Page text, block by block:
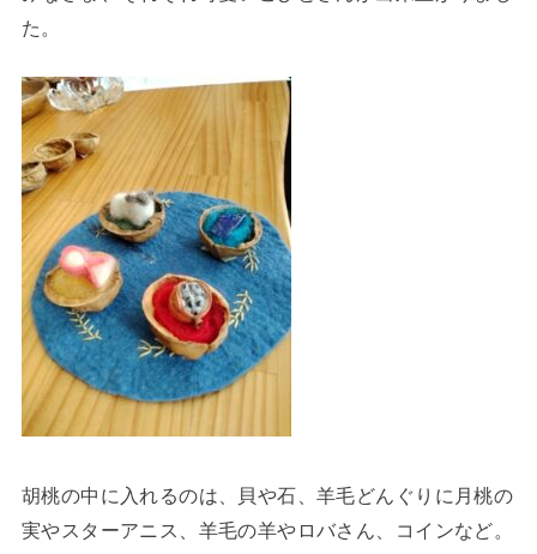
た。
胡桃の中に入れるのは、貝や石、羊毛どんぐりに月桃の
実やスターアニス、羊毛の羊やロバさん、コインなど。